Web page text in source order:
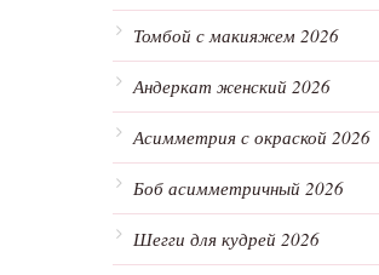
Томбой с макияжем 2026
Андеркат женский 2026
Асимметрия с окраской 2026
Боб асимметричный 2026
Шегги для кудрей 2026